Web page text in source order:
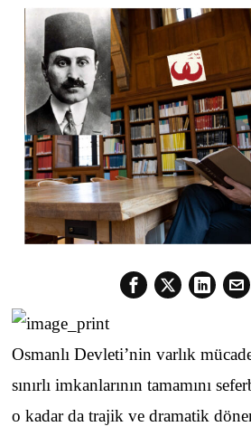
Osmanlı Devleti’nin varlık
sınırlı imkanlarının tamamını
o kadar da trajik ve dramatik